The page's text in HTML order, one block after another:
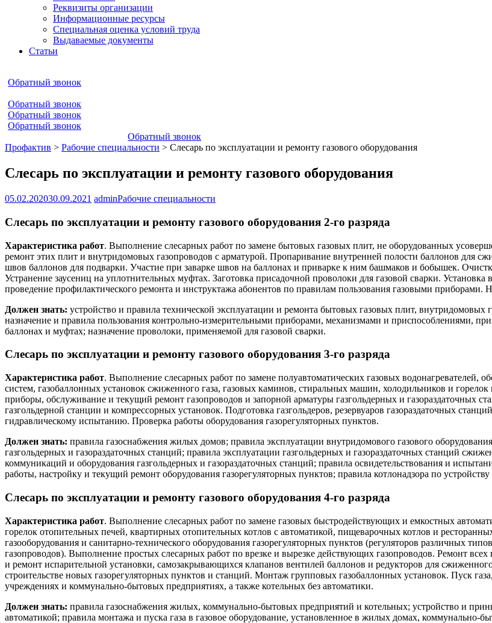
Реквизиты организации
Информационные ресурсы
Специальная оценка условий труда
Выдаваемые документы
Статьи
Обратный звонок
Обратный звонок
Обратный звонок
Обратный звонок
Обратный звонок
Профактив > Рабочие специальности > Слесарь по эксплуатации и ремонту газового оборудования
Слесарь по эксплуатации и ремонту газового оборудования
05.02.202030.09.2021 adminРабочие специальности
Слесарь по эксплуатации и ремонту газового оборудования 2-го разряда
Характеристика работ. Выполнение слесарных работ по замене бытовых газовых плит, не оборудованных
ремонт этих плит и внутридомовых газопроводов с арматурой. Пропаривание внутренней полости баллонов для
швов баллонов для подварки. Участие при заварке швов на баллонах и приварке к ним башмаков и бобышек.
Устранение заусениц на уплотнительных муфтах. Заготовка присадочной проволоки для газовой сварки.
проведение профилактического ремонта и инструктажа абонентов по правилам пользования газовыми приборами.
Должен знать: устройство и правила технической эксплуатации и ремонта бытовых газовых плит,
назначение и правила пользования контрольно-измерительными приборами, механизмами и приспособлениями,
баллонах и муфтах; назначение проволоки, применяемой для газовой сварки.
Слесарь по эксплуатации и ремонту газового оборудования 3-го разряда
Характеристика работ. Выполнение слесарных работ по замене полуавтоматических газовых водонагревателей,
систем, газобаллонных установок сжиженного газа, газовых каминов, стиральных машин, холодильников и
приборы, обслуживание и текущий ремонт газопроводов и запорной арматуры газгольдерных и газораздаточных
газгольдерной станции и компрессорных установок. Подготовка газгольдеров, резервуаров газораздаточных
гидравлическому испытанию. Проверка работы оборудования газорегуляторных пунктов.
Должен знать: правила газоснабжения жилых домов; правила эксплуатации внутридомового газового
газгольдерных и газораздаточных станций; правила эксплуатации газгольдерных и газораздаточных станций
коммуникаций и оборудования газгольдерных и газораздаточных станций; правила освидетельствования и
работы, настройку и текущий ремонт оборудования газорегуляторных пунктов; правила котлонадзора по
Слесарь по эксплуатации и ремонту газового оборудования 4-го разряда
Характеристика работ. Выполнение слесарных работ по замене газовых быстродействующих и емкостных
горелок отопительных печей, квартирных отопительных котлов с автоматикой, пищеварочных котлов и
газооборудования и санитарно-технического оборудования газорегуляторных пунктов (регуляторов различных
газопроводов). Выполнение простых слесарных работ по врезке и вырезке действующих газопроводов. Ремонт
и ремонт испарительной установки, самозакрывающихся клапанов вентилей баллонов и редукторов для
строительстве новых газорегуляторных пунктов и станций. Монтаж групповых газобаллонных установок. Пуск
учреждениях и коммунально-бытовых предприятиях, а также котельных без автоматики.
Должен знать: правила газоснабжения жилых, коммунально-бытовых предприятий и котельных; устройство и
автоматикой; правила монтажа и пуска газа в газовое оборудование, установленное в жилых домах,